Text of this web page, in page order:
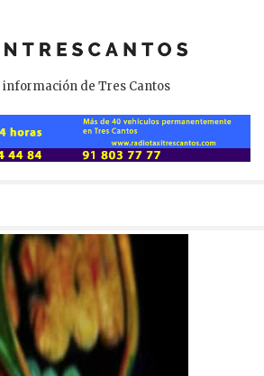
información de Tres Cantos